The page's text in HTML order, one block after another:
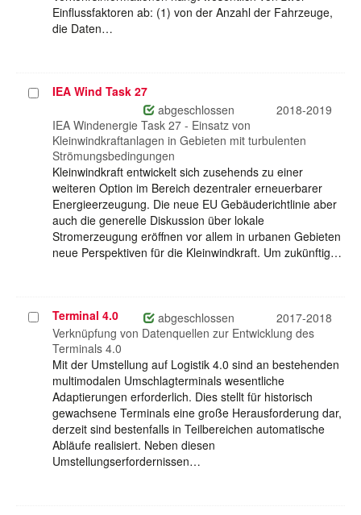
Einflussfaktoren ab: (1) von der Anzahl der Fahrzeuge,
die Daten…
ProjektIEA Wind Task 27
abgeschlossen
2018-2019
IEA Windenergie Task 27 - Einsatz von
Kleinwindkraftanlagen in Gebieten mit turbulenten
Strömungsbedingungen
Kleinwindkraft entwickelt sich zusehends zu einer
weiteren Option im Bereich dezentraler erneuerbarer
Energieerzeugung. Die neue EU Gebäuderichtlinie aber
auch die generelle Diskussion über lokale
Stromerzeugung eröffnen vor allem in urbanen Gebieten
neue Perspektiven für die Kleinwindkraft. Um zukünftig…
Projekt
auswählen
Terminal 4.0 abgeschlossen
2017-2018
Verknüpfung von Datenquellen zur Entwicklung des
Terminals 4.0
Mit der Umstellung auf Logistik 4.0 sind an bestehenden
multimodalen Umschlagterminals wesentliche
Adaptierungen erforderlich. Dies stellt für historisch
gewachsene Terminals eine große Herausforderung dar,
derzeit sind bestenfalls in Teilbereichen automatische
Abläufe realisiert. Neben diesen
Umstellungserfordernissen…